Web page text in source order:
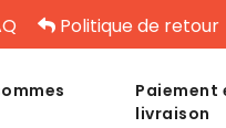
Politique de retour
Paiement
livraison